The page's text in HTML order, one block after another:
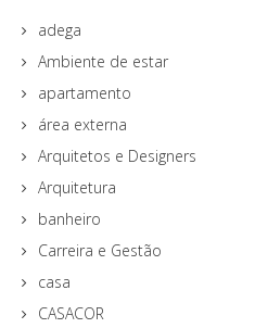
adega
Ambiente de estar
apartamento
área externa
Arquitetos e Designers
Arquitetura
banheiro
Carreira e Gestão
casa
CASACOR